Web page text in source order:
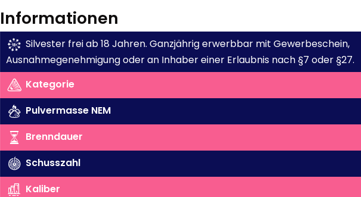
Informationen
Silvester frei ab 18 Jahren. Ganzjährig erwerbbar mit Gewerbeschein,
Ausnahmegenehmigung oder an Inhaber einer Erlaubnis nach §7 oder §27.
Kategorie
Pulvermasse NEM
Brenndauer
Schusszahl
Kaliber